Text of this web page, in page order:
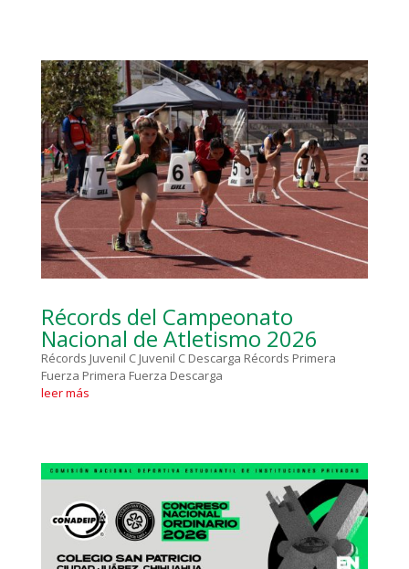
Récords del Campeonato
Nacional de Atletismo 2026
Récords Juvenil C Juvenil C Descarga Récords Primera
Fuerza Primera Fuerza Descarga
leer más